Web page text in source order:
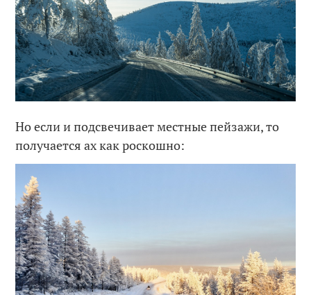
Но если и подсвечивает местные пейзажи, то
получается ах как роскошно: